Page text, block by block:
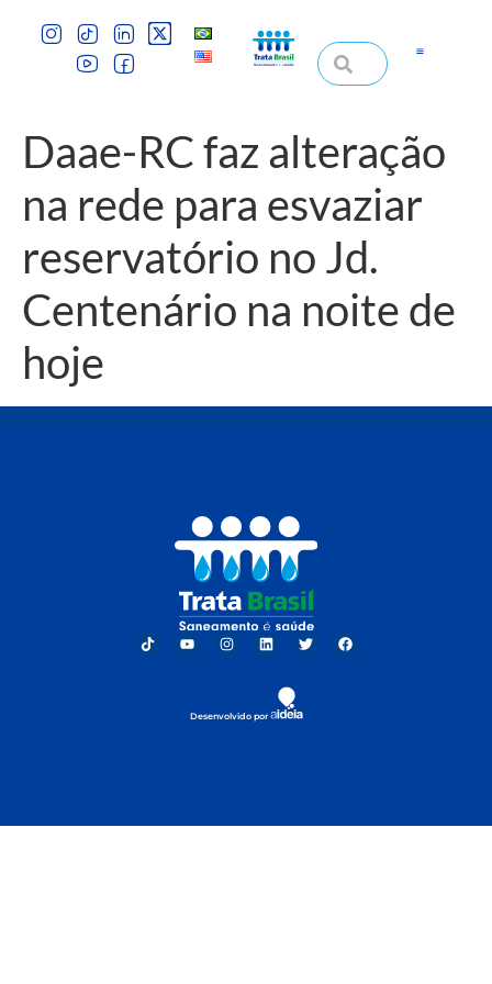
Daae-RC faz alteração
na rede para esvaziar
reservatório no Jd.
Centenário na noite de
hoje
Desenvolvido por